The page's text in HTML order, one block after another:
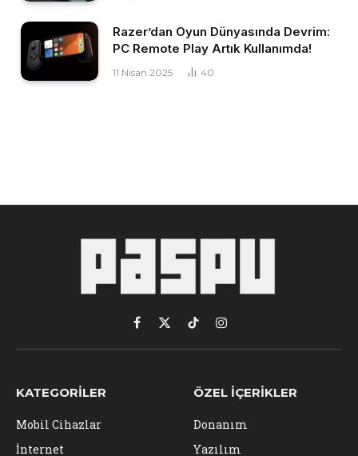
Razer’dan Oyun Dünyasında Devrim:
PC Remote Play Artık Kullanımda!
11 Nisan 2025 40
Facebook
X
(Twitter)
TikTokInstagram
KATEGORILER
Mobil Cihazlar
İnternet
ÖZEL İÇERIKLER
Donanım
Yazılım